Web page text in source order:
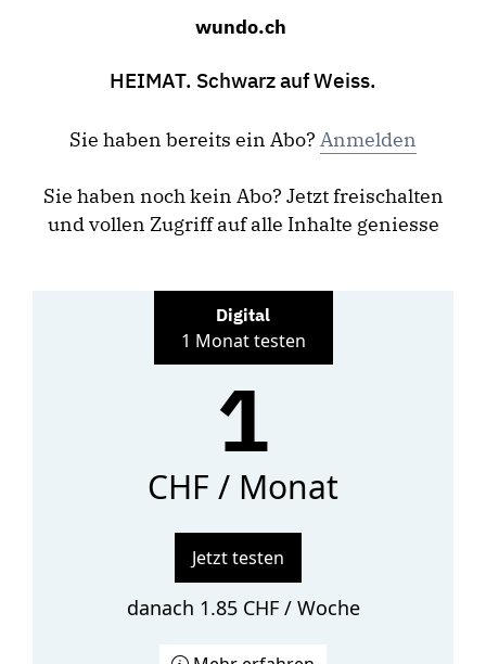
wundo.ch
HEIMAT. Schwarz auf Weiss.
Sie haben bereits ein Abo? Anmelden
Sie haben noch kein Abo? Jetzt freischalten
und vollen Zugriff auf alle Inhalte geniesse
Digital
1 Monat testen
1
CHF / Monat
Jetzt testen
danach 1.85 CHF / Woche